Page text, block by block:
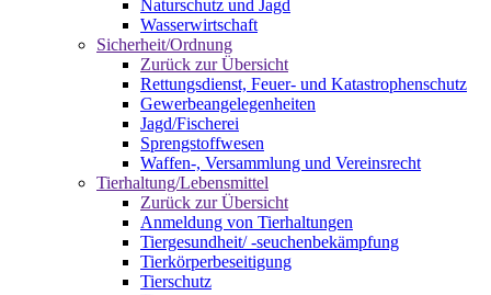
Naturschutz und Jagd
Wasserwirtschaft
Sicherheit/Ordnung
Zurück zur Übersicht
Rettungsdienst, Feuer- und Katastrophenschutz
Gewerbeangelegenheiten
Jagd/Fischerei
Sprengstoffwesen
Waffen-, Versammlung und Vereinsrecht
Tierhaltung/Lebensmittel
Zurück zur Übersicht
Anmeldung von Tierhaltungen
Tiergesundheit/ -seuchenbekämpfung
Tierkörperbeseitigung
Tierschutz